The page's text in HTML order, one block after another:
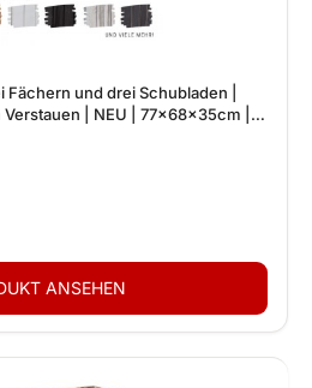
und drei Schubladen |
| NEU | 77x68x35cm |